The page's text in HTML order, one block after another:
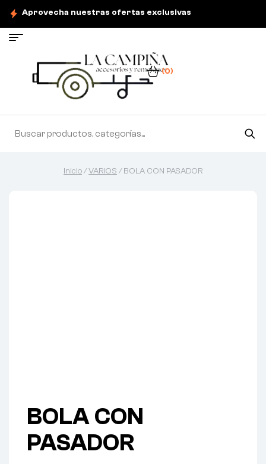
Aprovecha nuestras ofertas exclusivas
(0)
Inicio/VARIOS / BOLA CON PASADOR
BOLA CON
PASADOR